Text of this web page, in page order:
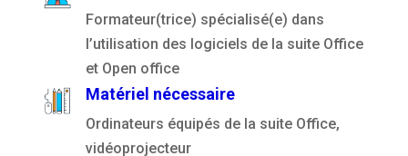
Formateur(trice) spécialisé(e) dans
l’utilisation des logiciels de la suite Office
et Open office
Matériel nécessaire
Ordinateurs équipés de la suite Office,
vidéoprojecteur